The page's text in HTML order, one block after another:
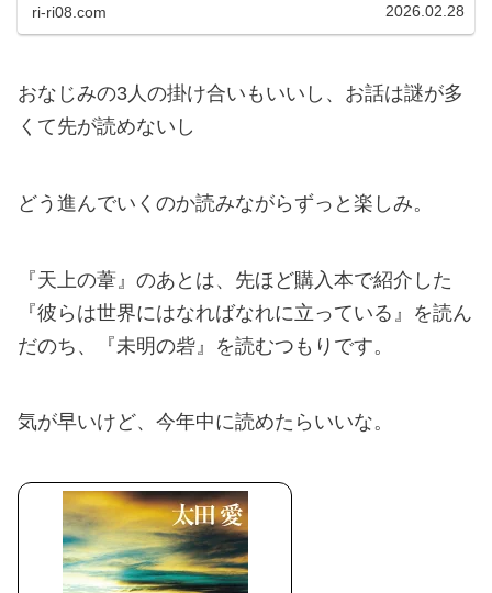
ri-ri08.com 2026.02.28
おなじみの3人の掛け合いもいいし、お話は謎が多
くて先が読めないし
どう進んでいくのか読みながらずっと楽しみ。
『天上の葦』のあとは、先ほど購入本で紹介した
『彼らは世界にはなればなれに立っている』を読ん
だのち、『未明の砦』を読むつもりです。
気が早いけど、今年中に読めたらいいな。